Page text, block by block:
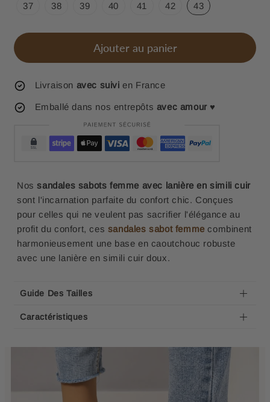
37 38 39 40 41 42 43
Ajouter au panier
Livraison avec suivi en France
Emballé dans nos entrepôts avec amour ♥
Nossandales sabots femme avec lanière en simili cuir
sont l'incarnation parfaite du confort chic. Conçues
pour celles qui ne veulent pas sacrifier l'élégance au
profit du confort, ces sandales sabot femmecombinent
harmonieusement une base en caoutchouc robuste
avec une lanière en simili cuir doux.
Guide Des Tailles
Caractéristiques